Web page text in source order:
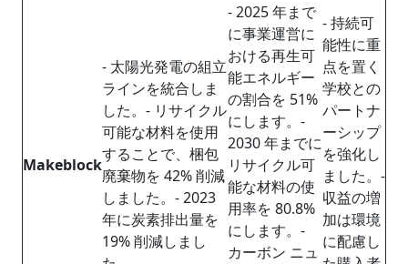
Makeblock
- 太陽光発電の組立
ラインを統合しま
した。- リサイクル
可能な材料を使用
することで、梱包
廃棄物を 42% 削減
しました。- 2023
年に炭素排出量を
19% 削減しまし
- 2025 年まで
に事業運営に
おける再生可
能エネルギー
の割合を 51%
にします。-
2030 年までに
リサイクル可
能な材料の使
用率を 80.8%
にします。-
カーボン ニュ
- 持続可
能性に重
点を置く
学校との
パートナ
ーシップ
を強化し
ました。-
収益の増
加は環境
に配慮し